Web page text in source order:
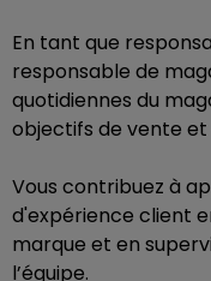
En tant que
responsable de
quotidiennes du
objectifs de vente
Vous contribuez à
d'expérience client
marque et en
l’équipe.